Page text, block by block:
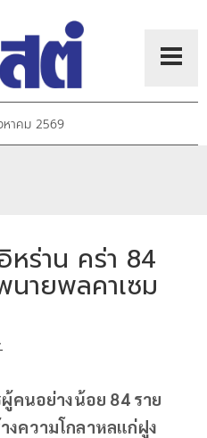
าคม 2569
หร่าน คร่า 84
ายพลคาเซม
ผู้คนอย่างน้อย 84 ราย
งความโกลาหลแก่ฝูง